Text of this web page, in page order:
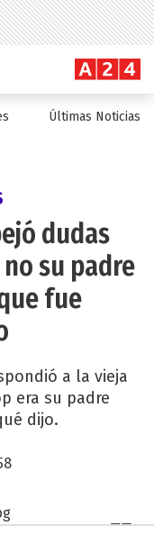
Últimas Noticias
dudas
su padre
fue
a la vieja
era su padre
dijo.